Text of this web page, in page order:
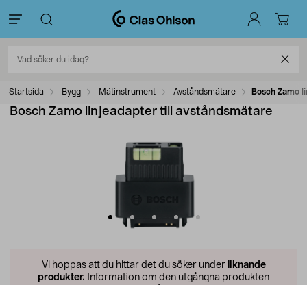
Startsida Bygg Mätinstrument Avståndsmätare Bosch Zamo
Bosch Zamo linjeadapter till avståndsmätare
Vi hoppas att du hittar det du söker under liknande
produkter. Information om den utgångna produkten